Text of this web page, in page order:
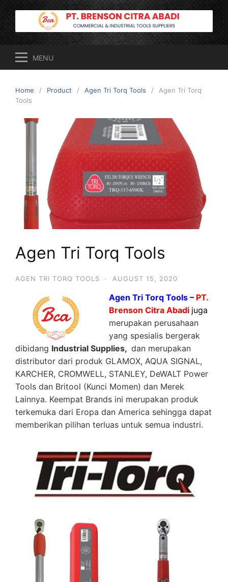
Skip
content
MENU
Home Product Agen Tri Torq Tools
Agen Tri Torq
Tools
Agen Tri Torq Tools
AGEN TRI TORQ TOOLS · AUGUST 15, 2020
Agen Tri Torq Tools – PT.
Brenson Citra Abadi juga
merupakan perusahaan
yang spesialis bergerak
dibidang Industrial Supplies, dan merupakan
distributor dari produk GLAMOX, AQUA SIGNAL,
KARCHER, CROMWELL, STANLEY, DeWALT Power
Tools dan Britool (Kunci Momen) dan Merek
Lainnya. Keempat Brands ini merupakan produk
terkemuka dari Eropa dan America sehingga dapat
memberikan pilihan terluas untuk semua industri.